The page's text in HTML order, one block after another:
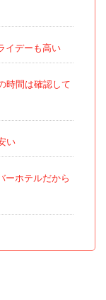
イデーも高い
時間は確認して
い
ーホテルだから